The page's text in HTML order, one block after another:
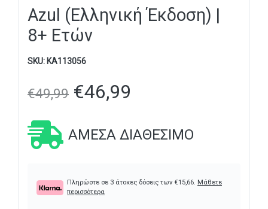
Azul (Ελληνική Έκδοση) |
8+ Ετών
SKU: KA113056
€49,99 €46,99
ΆΜΕΣΑ ΔΙΑΘΈΣΙΜΟ
Πληρώστε σε 3 άτοκες δόσεις των €15,66. Μάθετε
περισσότερα